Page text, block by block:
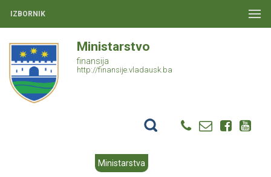
IZBORNIK
Ministarstvo
finansija
http://finansije.vladausk.ba
Ministarstva